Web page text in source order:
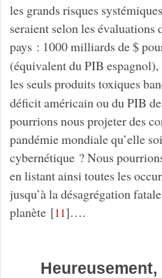
les grands risques
seraient selon les évaluations
pays : 1000 milliards de $
(équivalent du PIB
les seuls produits toxiques
déficit américain ou du PIB
pourrions nous projeter des
pandémie mondiale qu’elle
cybernétique ? Nous
en listant ainsi toutes les
jusqu’à la désagrégation
planète[11]….